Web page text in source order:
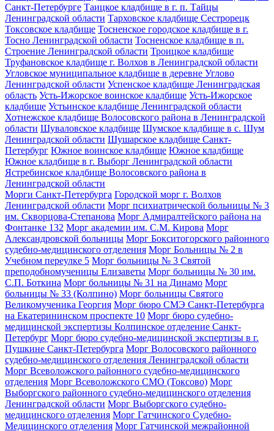
Санкт-Петербурге Таицкое кладбище в г. п. Тайцы
Ленинградской области Тарховское кладбище Сестрорецк
Токсовское кладбище Тосненское городское кладбище в г.
Тосно Ленинградской области Тосненское кладбище в п.
Строение Ленинградской области Троицкое кладбище
Труфановское кладбище г. Волхов в Ленинградской области
Угловское муниципальное кладбище в деревне Углово
Ленинградской области Успенское кладбище Ленинградская
область Усть-Ижорское воинское кладбище Усть-Ижорское
кладбище Устьинское кладбище Ленинградской области
Хотнежское кладбище Волосовского района в Ленинградской
области Шуваловское кладбище Шумское кладбище в с. Шум
Ленинградской области Шушарское кладбище Санкт-
Петербург Южное воинское кладбище Южное кладбище
Южное кладбище в г. Выборг Ленинградской области
Ястребинское кладбище Волосовского района в
Ленинградской области
Морги Санкт-Петербурга Городской морг г. Волхов
Ленинградской области Морг психиатрической больницы № 3
им. Скворцова-Степанова Морг Адмиралтейского района на
Фонтанке 132 Морг академии им. С.М. Кирова Морг
Александровской больницы Морг Бокситогорского районного
судебно-медицинского отделения Морг Больницы № 2 в
Учебном переулке 5 Морг больницы № 3 Святой
преподобномученицы Елизаветы Морг больницы № 30 им.
С.П. Боткина Морг больницы № 31 на Динамо Морг
больницы № 33 (Колпино) Морг больницы Святого
Великомученика Георгия Морг бюро СМЭ Санкт-Петербурга
на Екатерининском проспекте 10 Морг бюро судебно-
медицинской экспертизы Колпинское отделение Санкт-
Петербург Морг бюро судебно-медицинской экспертизы в г.
Пушкине Санкт-Петербурга Морг Волосовского районного
судебно-медицинского отделения Ленинградской области
Морг Всеволожского районного судебно-медицинского
отделения Морг Всеволожского СМО (Токсово) Морг
Выборгского районного судебно-медицинского отделения
Ленинградской области Морг Выборгского судебно-
медицинского отделения Морг Гатчинского Судебно-
Медицинского отделения Морг Гатчинской межрайонной